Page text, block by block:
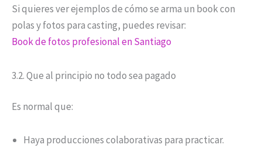
Si quieres ver ejemplos de cómo se arma un book con
polas y fotos para casting, puedes revisar:
Book de fotos profesional en Santiago
3.2. Que al principio no todo sea pagado
Es normal que:
Haya producciones colaborativas para practicar.